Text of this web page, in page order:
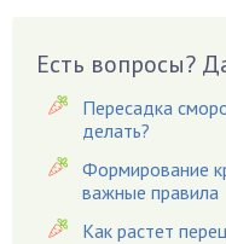
Вишня
Вредители
Гардения
Гацания
Гвоздики
Георгины
Есть вопросы?
Пересадка
делать?
Формирование
важные правила
Как растет